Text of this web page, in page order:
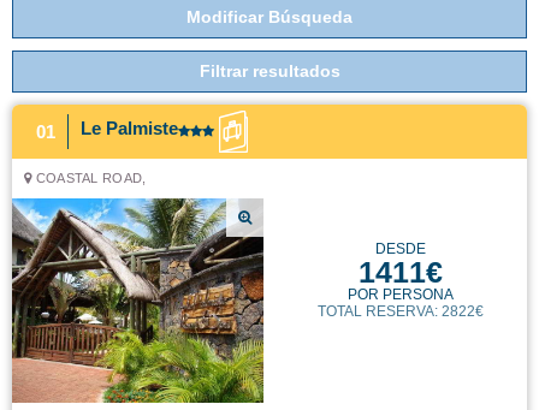
Modificar Búsqueda
Filtrar resultados
01 Le Palmiste
COASTAL ROAD,
DESDE
1411€
POR PERSONA
TOTAL RESERVA: 2822€